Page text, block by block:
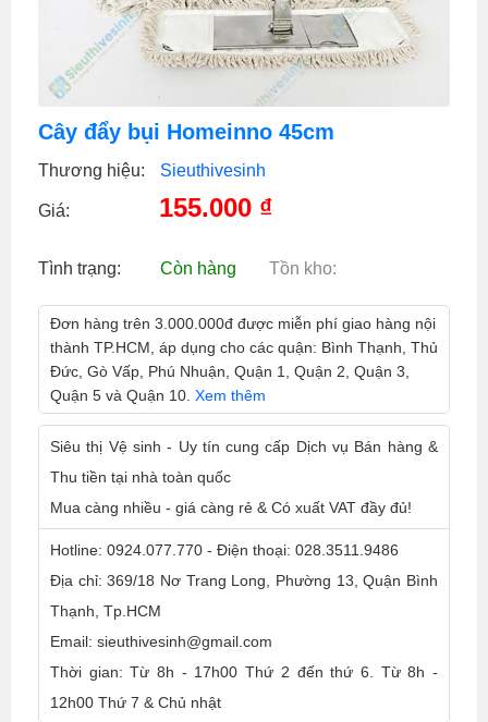
Cây đẩy bụi Homeinno 45cm
Thương hiệu: Sieuthivesinh
Giá: 155.000 ₫
Tình trạng: Còn hàng Tồn kho:
Đơn hàng trên 3.000.000đ được miễn phí giao hàng nội
thành TP.HCM, áp dụng cho các quận: Bình Thạnh, Thủ
Đức, Gò Vấp, Phú Nhuận, Quận 1, Quận 2, Quận 3,
Quận 5 và Quận 10. Xem thêm
Siêu thị Vệ sinh - Uy tín cung cấp Dịch vụ Bán hàng &
Thu tiền tại nhà toàn quốc
Mua càng nhiều - giá càng rẻ & Có xuất VAT đầy đủ!
Hotline: 0924.077.770 - Điện thoại: 028.3511.9486
Địa chỉ: 369/18 Nơ Trang Long, Phường 13, Quận Bình
Thạnh, Tp.HCM
Email: sieuthivesinh@gmail.com
Thời gian: Từ 8h - 17h00 Thứ 2 đến thứ 6. Từ 8h -
12h00 Thứ 7 & Chủ nhật